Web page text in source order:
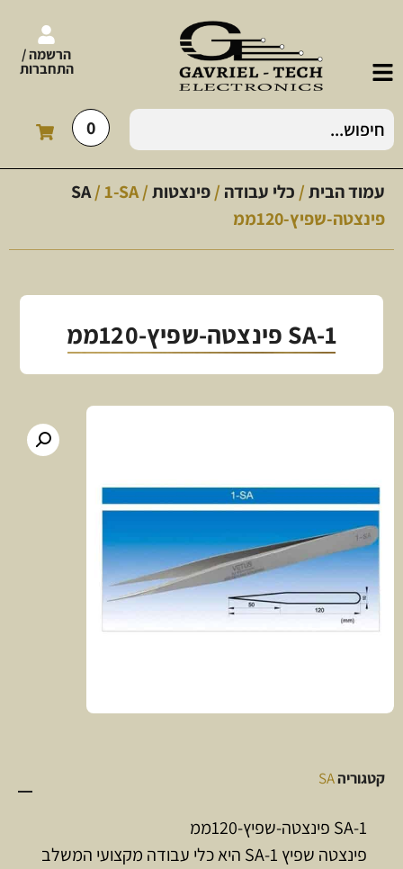
הרשמה /
התחברות
0
עמוד הבית/ כלי עבודה /פינצטות/
SA/ 1-SA
פינצטה-שפיץ-120ממ
1-SA פינצטה-שפיץ-120ממ
קטגוריהSA
1-SA פינצטה-שפיץ-120ממ
פינצטה שפיץ 1-SA היא כלי עבודה מקצועי המשלב